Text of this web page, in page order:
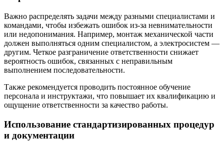
Важно распределять задачи между разными специалистами и
командами, чтобы избежать ошибок из-за невнимательности
или недопонимания. Например, монтаж механической части
должен выполняться одним специалистом, а электросистем —
другим. Четкое разграничение ответственности снижает
вероятность ошибок, связанных с неправильным
выполнением последовательности.
Также рекомендуется проводить постоянное обучение
персонала и инструктажи, что повышает их квалификацию и
ощущение ответственности за качество работы.
Использование стандартизированных процедур
и документации